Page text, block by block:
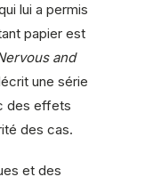
lui a permis
papier est
and
une série
des effets
des cas.
et des